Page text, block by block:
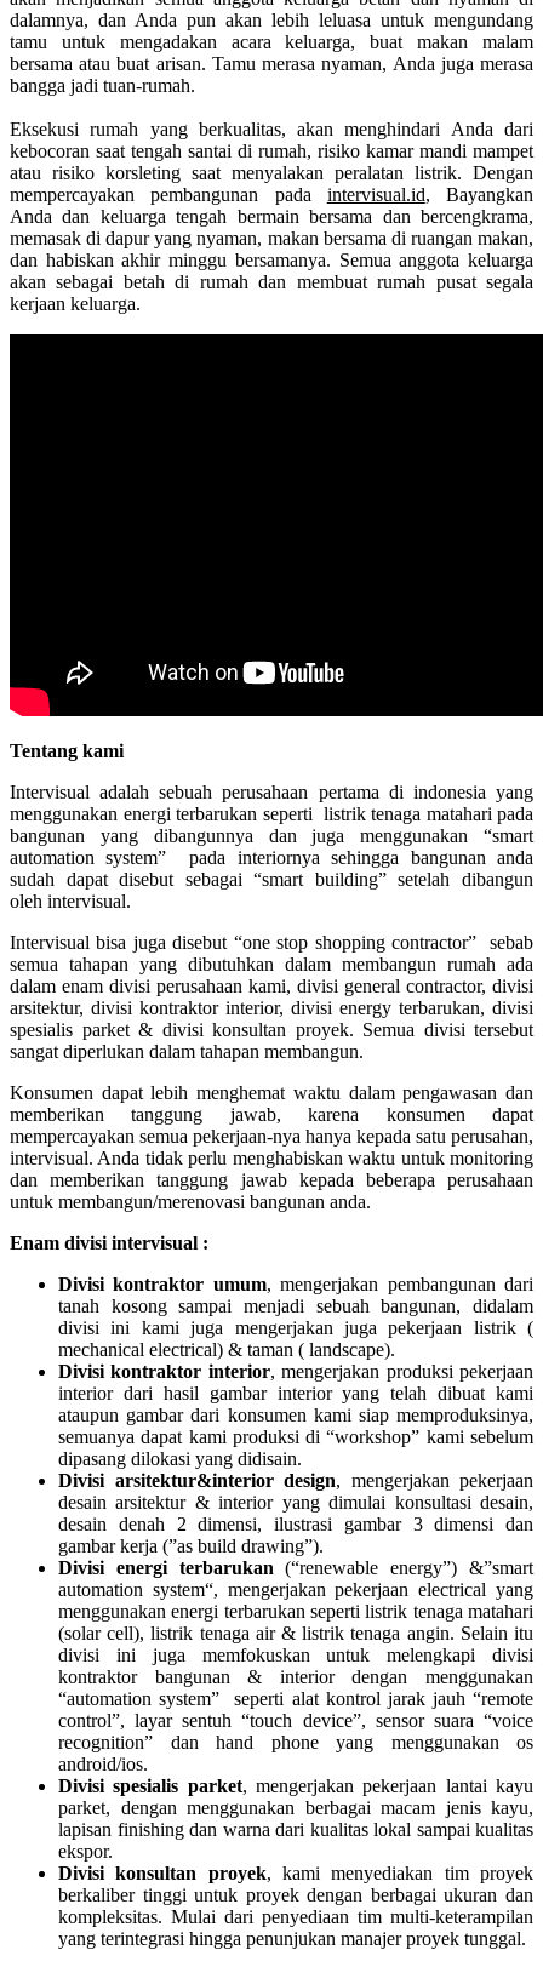
dalamnya, dan Anda pun akan lebih leluasa untuk mengundang
tamu untuk mengadakan acara keluarga, buat makan malam
bersama atau buat arisan. Tamu merasa nyaman, Anda juga merasa
bangga jadi tuan-rumah.
Eksekusi rumah yang berkualitas, akan menghindari Anda dari
kebocoran saat tengah santai di rumah, risiko kamar mandi mampet
atau risiko korsleting saat menyalakan peralatan listrik. Dengan
mempercayakan pembangunan pada intervisual.id, Bayangkan
Anda dan keluarga tengah bermain bersama dan bercengkrama,
memasak di dapur yang nyaman, makan bersama di ruangan makan,
dan habiskan akhir minggu bersamanya. Semua anggota keluarga
akan sebagai betah di rumah dan membuat rumah pusat segala
kerjaan keluarga.
Tentang kami
Intervisual adalah sebuah perusahaan pertama di indonesia yang
menggunakan energi terbarukan seperti listrik tenaga matahari pada
bangunan yang dibangunnya dan juga menggunakan “smart
automation system” pada interiornya sehingga bangunan anda
sudah dapat disebut sebagai “smart building” setelah dibangun
oleh intervisual.
Intervisual bisa juga disebut “one stop shopping contractor” sebab
semua tahapan yang dibutuhkan dalam membangun rumah ada
dalam enam divisi perusahaan kami, divisi general contractor, divisi
arsitektur, divisi kontraktor interior, divisi energy terbarukan, divisi
spesialis parket & divisi konsultan proyek. Semua divisi tersebut
sangat diperlukan dalam tahapan membangun.
Konsumen dapat lebih menghemat waktu dalam pengawasan dan
memberikan tanggung jawab, karena konsumen dapat
mempercayakan semua pekerjaan-nya hanya kepada satu perusahan,
intervisual. Anda tidak perlu menghabiskan waktu untuk monitoring
dan memberikan tanggung jawab kepada beberapa perusahaan
untuk membangun/merenovasi bangunan anda.
Enam divisi intervisual :
Divisi kontraktor umum, mengerjakan pembangunan dari
tanah kosong sampai menjadi sebuah bangunan, didalam
divisi ini kami juga mengerjakan juga pekerjaan listrik (
mechanical electrical) & taman ( landscape).
Divisi kontraktor interior, mengerjakan produksi pekerjaan
interior dari hasil gambar interior yang telah dibuat kami
ataupun gambar dari konsumen kami siap memproduksinya,
semuanya dapat kami produksi di “workshop” kami sebelum
dipasang dilokasi yang didisain.
Divisi arsitektur&interior design, mengerjakan pekerjaan
desain arsitektur & interior yang dimulai konsultasi desain,
desain denah 2 dimensi, ilustrasi gambar 3 dimensi dan
gambar kerja (”as build drawing”).
Divisi energi terbarukan (“renewable energy”) &”smart
automation system“, mengerjakan pekerjaan electrical yang
menggunakan energi terbarukan seperti listrik tenaga matahari
(solar cell), listrik tenaga air & listrik tenaga angin. Selain itu
divisi ini juga memfokuskan untuk melengkapi divisi
kontraktor bangunan & interior dengan menggunakan
“automation system” seperti alat kontrol jarak jauh “remote
control”, layar sentuh “touch device”, sensor suara “voice
recognition” dan hand phone yang menggunakan os
android/ios.
Divisi spesialis parket, mengerjakan pekerjaan lantai kayu
parket, dengan menggunakan berbagai macam jenis kayu,
lapisan finishing dan warna dari kualitas lokal sampai kualitas
ekspor.
Divisi konsultan proyek, kami menyediakan tim proyek
berkaliber tinggi untuk proyek dengan berbagai ukuran dan
kompleksitas. Mulai dari penyediaan tim multi-keterampilan
yang terintegrasi hingga penunjukan manajer proyek tunggal.